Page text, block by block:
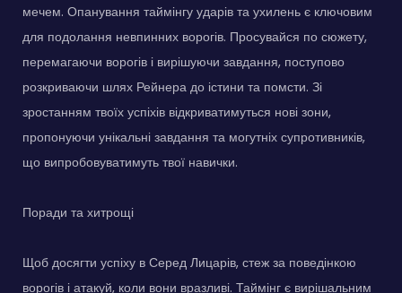
мечем. Опанування таймінгу ударів та ухилень є ключовим
для подолання невпинних ворогів. Просувайся по сюжету,
перемагаючи ворогів і вирішуючи завдання, поступово
розкриваючи шлях Рейнера до істини та помсти. Зі
зростанням твоїх успіхів відкриватимуться нові зони,
пропонуючи унікальні завдання та могутніх супротивників,
що випробовуватимуть твої навички.
Поради та хитрощі
Щоб досягти успіху в Серед Лицарів, стеж за поведінкою
ворогів і атакуй, коли вони вразливі. Таймінг є вирішальним